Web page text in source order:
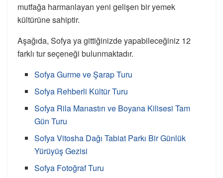
mutfağa harmanlayan yeni gelişen bir yemek
kültürüne sahiptir.
Aşağıda, Sofya ya gittiğinizde yapabileceğiniz 12
farklı tur seçeneği bulunmaktadır.
Sofya Gurme ve Şarap Turu
Sofya Rehberli Kültür Turu
Sofya Rila Manastırı ve Boyana Kilisesi Tam
Gün Turu
Sofya Vitosha Dağı Tabiat Parkı Bir Günlük
Yürüyüş Gezisi
Sofya Fotoğraf Turu